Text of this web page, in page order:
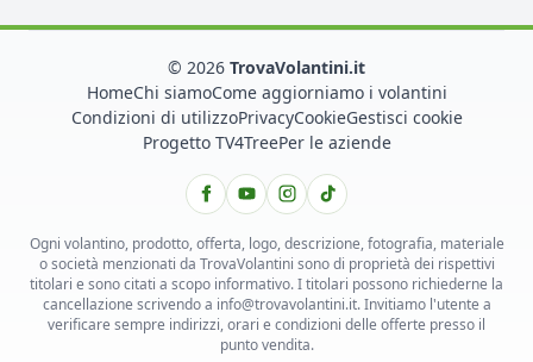
© 2026 TrovaVolantini.it
HomeChi siamoCome aggiorniamo i volantini
Condizioni di utilizzoPrivacyCookieGestisci cookie
Progetto TV4TreePer le aziende
Ogni volantino, prodotto, offerta, logo, descrizione, fotografia, materiale
o società menzionati da TrovaVolantini sono di proprietà dei rispettivi
titolari e sono citati a scopo informativo. I titolari possono richiederne la
cancellazione scrivendo a info@trovavolantini.it. Invitiamo l'utente a
verificare sempre indirizzi, orari e condizioni delle offerte presso il
punto vendita.